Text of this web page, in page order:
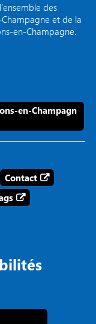
des
et de la
en-Champagne.
en-Champagn
Contact